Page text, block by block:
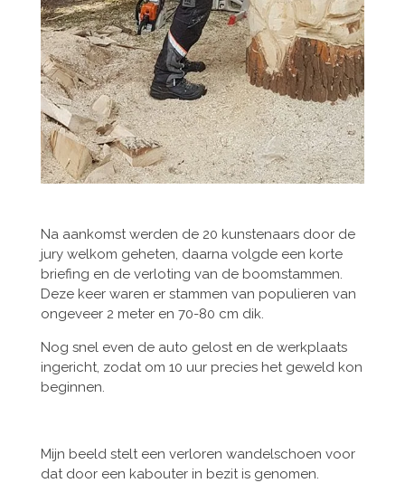
Na aankomst werden de 20 kunstenaars door de
jury welkom geheten, daarna volgde een korte
briefing en de verloting van de boomstammen.
Deze keer waren er stammen van populieren van
ongeveer 2 meter en 70-80 cm dik.
Nog snel even de auto gelost en de werkplaats
ingericht, zodat om 10 uur precies het geweld kon
beginnen.
Mijn beeld stelt een verloren wandelschoen voor
dat door een kabouter in bezit is genomen.